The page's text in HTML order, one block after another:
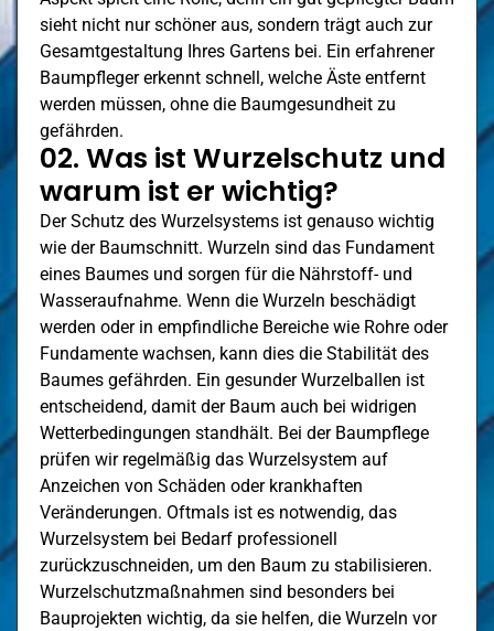
sieht nicht nur schöner aus, sondern trägt auch zur
Gesamtgestaltung Ihres Gartens bei. Ein erfahrener
Baumpfleger erkennt schnell, welche Äste entfernt
werden müssen, ohne die Baumgesundheit zu
gefährden.
02. Was ist Wurzelschutz und
warum ist er wichtig?
Der Schutz des Wurzelsystems ist genauso wichtig
wie der Baumschnitt. Wurzeln sind das Fundament
eines Baumes und sorgen für die Nährstoff- und
Wasseraufnahme. Wenn die Wurzeln beschädigt
werden oder in empfindliche Bereiche wie Rohre oder
Fundamente wachsen, kann dies die Stabilität des
Baumes gefährden. Ein gesunder Wurzelballen ist
entscheidend, damit der Baum auch bei widrigen
Wetterbedingungen standhält. Bei der Baumpflege
prüfen wir regelmäßig das Wurzelsystem auf
Anzeichen von Schäden oder krankhaften
Veränderungen. Oftmals ist es notwendig, das
Wurzelsystem bei Bedarf professionell
zurückzuschneiden, um den Baum zu stabilisieren.
Wurzelschutzmaßnahmen sind besonders bei
Bauprojekten wichtig, da sie helfen, die Wurzeln vor